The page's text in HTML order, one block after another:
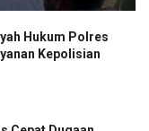
Hukum Polres
Kepolisian